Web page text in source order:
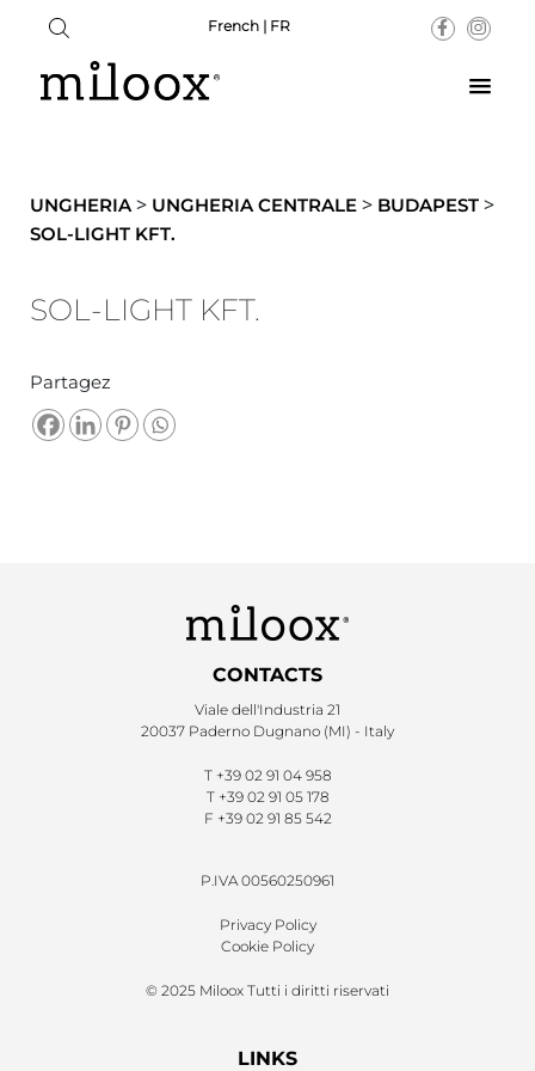
French | FR
UNGHERIA> UNGHERIA CENTRALE > BUDAPEST >
SOL-LIGHT KFT.
SOL-LIGHT KFT.
Partagez
CONTACTS
Viale dell'Industria 21
20037 Paderno Dugnano (MI) - Italy
T +39 02 91 04 958
T +39 02 91 05 178
F +39 02 91 85 542
P.IVA 00560250961
Privacy Policy
Cookie Policy
© 2025 Miloox Tutti i diritti riservati
LINKS